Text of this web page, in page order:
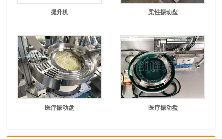
提升机 柔性振动盘
医疗振动盘 医疗振动盘